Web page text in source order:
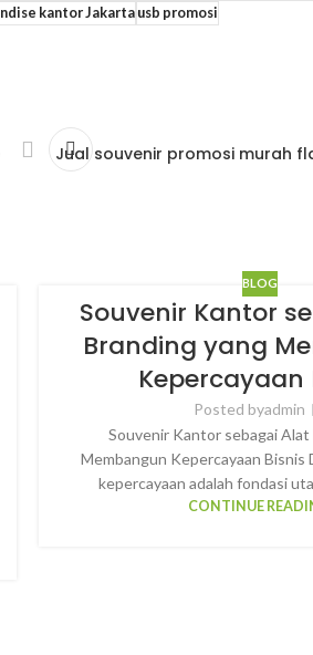
kantor Jakartausb promosi
Jual souvenir promosi murah
BLOG
Souvenir Kantor
Branding yang
Kepercayaan
Posted byadmin
Souvenir Kantor sebagai
Membangun Kepercayaan Bisnis
kepercayaan adalah fondasi
CONTINUE